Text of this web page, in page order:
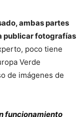
ambas partes
publicar fotografías
poco tiene
Verde
de imágenes de
funcionamiento